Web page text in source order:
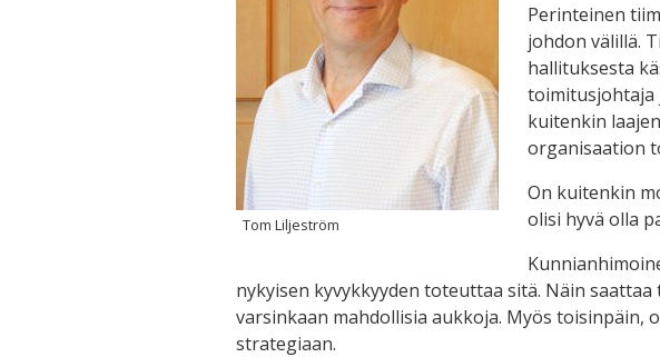
Tom Liljeström
Perinteinen
johdon välillä.
hallituksesta
toimitusjohtaja
kuitenkin
organisaation
On kuitenkin
olisi hyvä olla
nykyisen kyvykkyyden toteuttaa sitä. Näin
varsinkaan mahdollisia aukkoja. Myös toisinpäin,
strategiaan.